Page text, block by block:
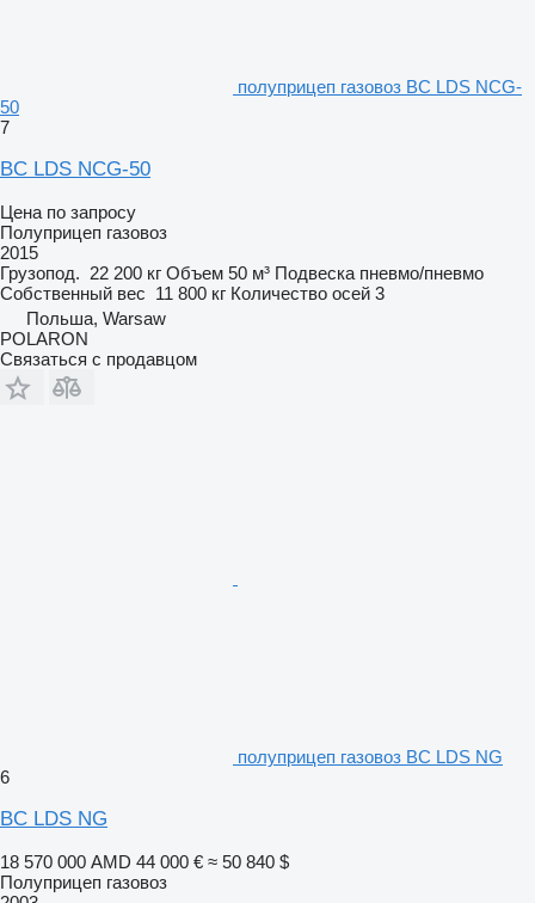
полуприцеп газовоз BC LDS NCG-
50
7
BC LDS NCG-50
Цена по запросу
Полуприцеп газовоз
2015
Грузопод. 22 200 кг Объем 50 м³ Подвеска пневмо/пневмо
Собственный вес 11 800 кг Количество осей 3
Польша, Warsaw
POLARON
Связаться с продавцом
полуприцеп газовоз BC LDS NG
6
BC LDS NG
18 570 000 AMD 44 000 € ≈ 50 840 $
Полуприцеп газовоз